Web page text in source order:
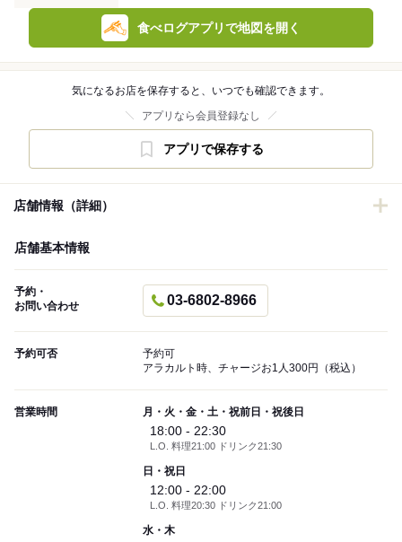
食べログアプリで地図を開く
気になるお店を保存すると、いつでも確認できます。
アプリなら会員登録なし
アプリで保存する
店舗情報（詳細）
店舗基本情報
予約・
お問い合わせ
03-6802-8966
予約可否
予約可
アラカルト時、チャージお1人300円（税込）
営業時間 月・火・金・土・祝前日・祝後日
18:00 - 22:30
L.O. 料理21:00 ドリンク21:30
日・祝日
12:00 - 22:00
L.O. 料理20:30 ドリンク21:00
水・木